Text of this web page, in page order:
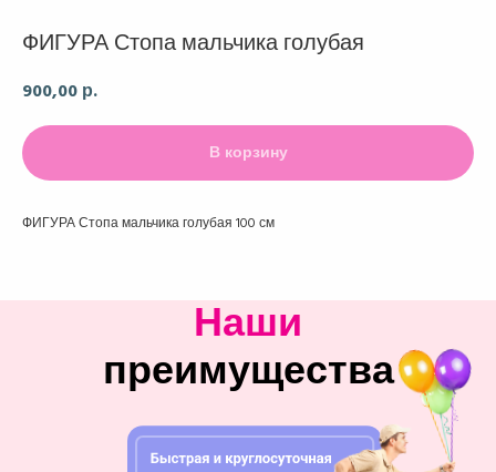
ФИГУРА Стопа мальчика голубая
900,00 р.
В корзину
ФИГУРА Стопа мальчика голубая 100 см
Наши
преимущества